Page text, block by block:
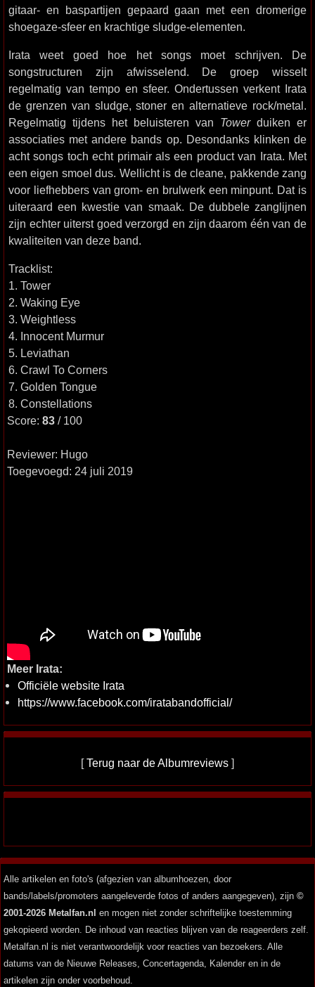
gitaar- en baspartijen gepaard gaan met een dromerige
shoegaze-sfeer en krachtige sludge-elementen.
Irata weet goed hoe het songs moet schrijven. De
songstructuren zijn afwisselend. De groep wisselt
regelmatig van tempo en sfeer. Ondertussen verkent Irata
de grenzen van sludge, stoner en alternatieve rock/metal.
Regelmatig tijdens het beluisteren van Towerduiken er
associaties met andere bands op. Desondanks klinken de
acht songs toch echt primair als een product van Irata. Met
een eigen smoel dus. Wellicht is de cleane, pakkende zang
voor liefhebbers van grom- en brulwerk een minpunt. Dat is
uiteraard een kwestie van smaak. De dubbele zanglijnen
zijn echter uiterst goed verzorgd en zijn daarom één van de
kwaliteiten van deze band.
Tracklist:
1. Tower
2. Waking Eye
3. Weightless
4. Innocent Murmur
5. Leviathan
6. Crawl To Corners
7. Golden Tongue
8. Constellations
Score: 83 / 100
Reviewer: Hugo
Toegevoegd: 24 juli 2019
Meer Irata:
Officiële website Irata
https://www.facebook.com/iratabandofficial/
[Terug naar de Albumreviews ]
Alle artikelen en foto's (afgezien van albumhoezen, door
bands/labels/promoters aangeleverde fotos of anders aangegeven), zijn ©
2001-2026 Metalfan.nl en mogen niet zonder schriftelijke toestemming
gekopieerd worden. De inhoud van reacties blijven van de reageerders zelf.
Metalfan.nl is niet verantwoordelijk voor reacties van bezoekers. Alle
datums van de Nieuwe Releases, Concertagenda, Kalender en in de
artikelen zijn onder voorbehoud.